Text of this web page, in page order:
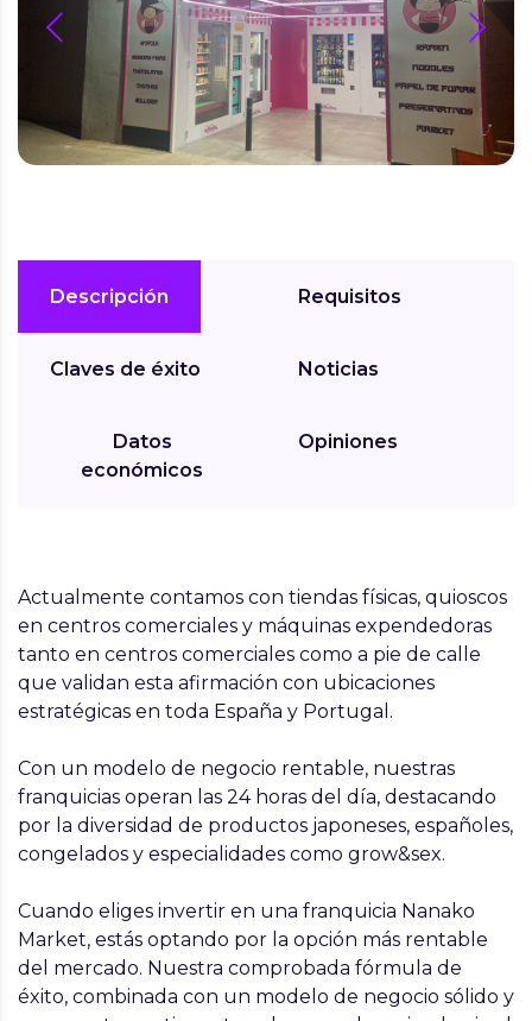
prev next
Descripción
Claves de éxito
Datos
económicos
Requisitos
Noticias
Opiniones
Actualmente contamos con tiendas físicas, quioscos
en centros comerciales y máquinas expendedoras
tanto en centros comerciales como a pie de calle
que validan esta afirmación con ubicaciones
estratégicas en toda España y Portugal.
Con un modelo de negocio rentable, nuestras
franquicias operan las 24 horas del día, destacando
por la diversidad de productos japoneses, españoles,
congelados y especialidades como grow&sex.
Cuando eliges invertir en una franquicia Nanako
Market, estás optando por la opción más rentable
del mercado. Nuestra comprobada fórmula de
éxito, combinada con un modelo de negocio sólido y